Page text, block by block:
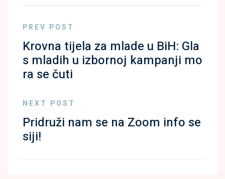
PREV POST
Krovna tijela za mlade u BiH: Gla
s mladih u izbornoj kampanji mo
ra se čuti
NEXT POST
Pridruži nam se na Zoom info se
siji!